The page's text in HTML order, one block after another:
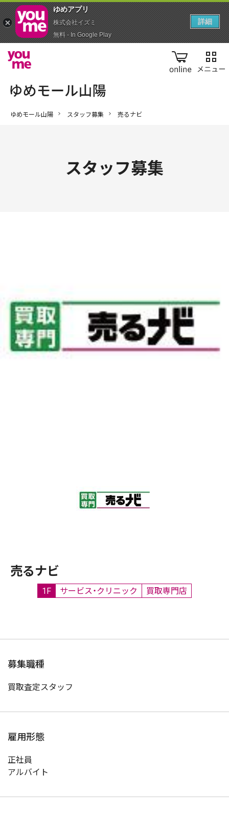
online
ゆめモール山陽 スタッフ募集 売るナビ
スタッフ募集
売るナビ
1F サービス・クリニック 買取専門店
募集職種
買取査定スタッフ
雇用形態
正社員
アルバイト
ゆめアプ‪リ‬
株式会社イズミ
無料 - In Google Play
詳細